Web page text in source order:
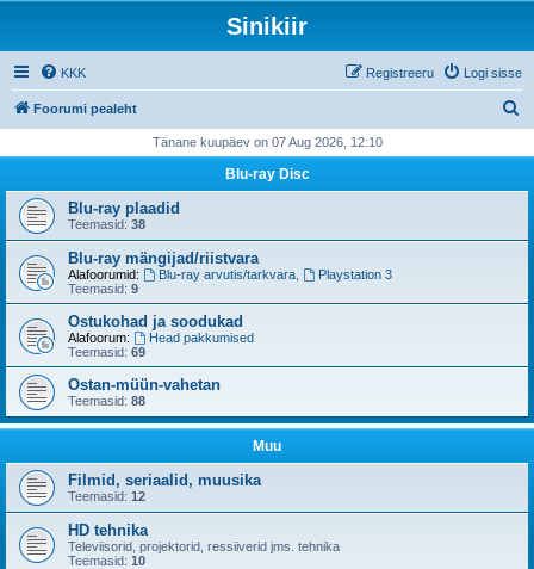
Sinikiir
KKK Logi sisse
Registreeru
Foorumi pealeht
i
Tänane kuupäev on 07 Aug 2026, 12:10
Blu-ray Disc
Blu-ray plaadid
Teemasid: 38
Blu-ray mängijad/riistvara
Alafoorumid: Blu-ray arvutis/tarkvara,
Playstation 3
Teemasid: 9
Ostukohad ja soodukad
Alafoorum:
Head pakkumised
Teemasid: 69
Ostan-müün-vahetan
Teemasid: 88
Muu
Filmid, seriaalid, muusika
Teemasid: 12
HD tehnika
Televiisorid, projektorid, ressiiverid jms. tehnika
Teemasid: 10